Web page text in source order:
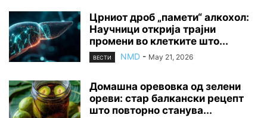
Црниот дроб „памети“ алкохол:
Научници открија трајни
промени во клетките што...
ВЕСТИ NMD - May 21, 2026
Домашна оревовка од зелени
ореви: стар балкански рецепт
што повторно станува...